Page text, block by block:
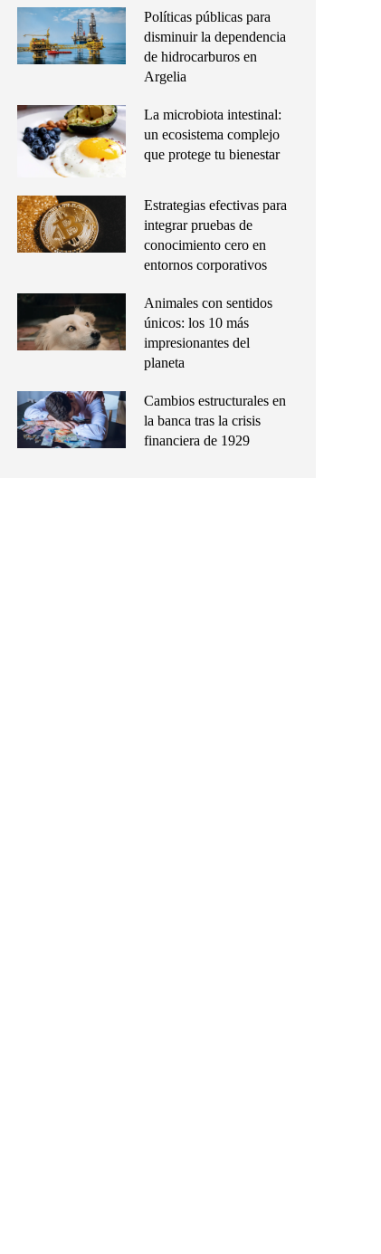
Políticas públicas para
disminuir la dependencia
de hidrocarburos en
Argelia
La microbiota intestinal:
un ecosistema complejo
que protege tu bienestar
Estrategias efectivas para
integrar pruebas de
conocimiento cero en
entornos corporativos
Animales con sentidos
únicos: los 10 más
impresionantes del
planeta
Cambios estructurales en
la banca tras la crisis
financiera de 1929